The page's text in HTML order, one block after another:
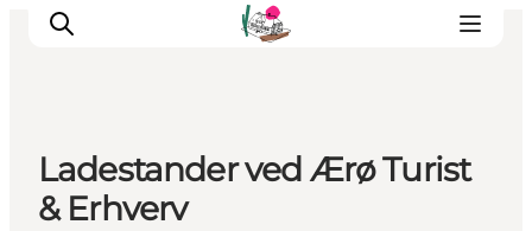
Oplevelser
Ladestander ved Ærø Turist
& Erhverv